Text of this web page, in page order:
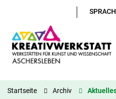
Startseite Archiv